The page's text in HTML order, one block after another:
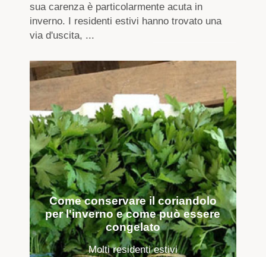
sua carenza è particolarmente acuta in
inverno. I residenti estivi hanno trovato una
via d'uscita, ...
Come conservare il coriandolo
per l'inverno e come può essere
congelato
Molti residenti estivi